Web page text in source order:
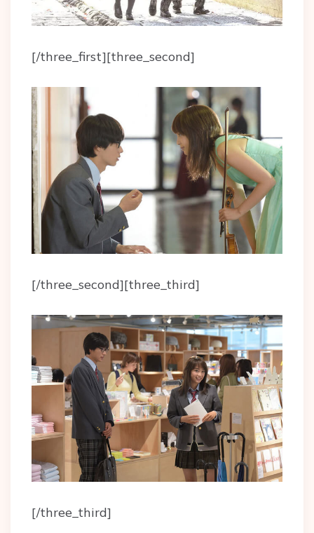
[/three_first][three_second]
[/three_second][three_third]
[/three_third]